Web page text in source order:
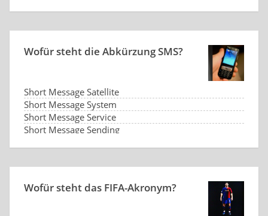
Wofür steht die Abkürzung SMS?
Short Message Satellite
Short Message System
Short Message Service
Short Message Sending
Wofür steht das FIFA-Akronym?